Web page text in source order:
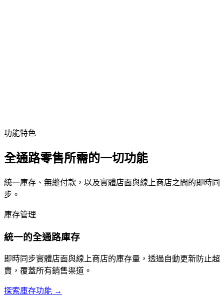
+44%毛利率提升
功能特色
全通路零售所需的一切功能
統一庫存、無縫付款，以及實體店面與線上商店之間的即時同
步。
庫存管理
統一的全通路庫存
即時同步實體店面與線上商店的庫存量，透過自動更新防止超
賣，覆蓋所有銷售渠道。
探索庫存功能 →